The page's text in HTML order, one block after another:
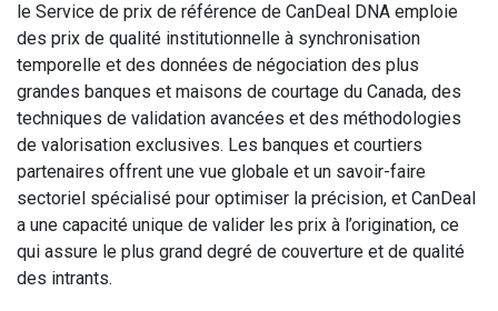
le Service de prix de référence de CanDeal DNA emploie
des prix de qualité institutionnelle à synchronisation
temporelle et des données de négociation des plus
grandes banques et maisons de courtage du Canada, des
techniques de validation avancées et des méthodologies
de valorisation exclusives. Les banques et courtiers
partenaires offrent une vue globale et un savoir-faire
sectoriel spécialisé pour optimiser la précision, et CanDeal
a une capacité unique de valider les prix à l’origination, ce
qui assure le plus grand degré de couverture et de qualité
des intrants.